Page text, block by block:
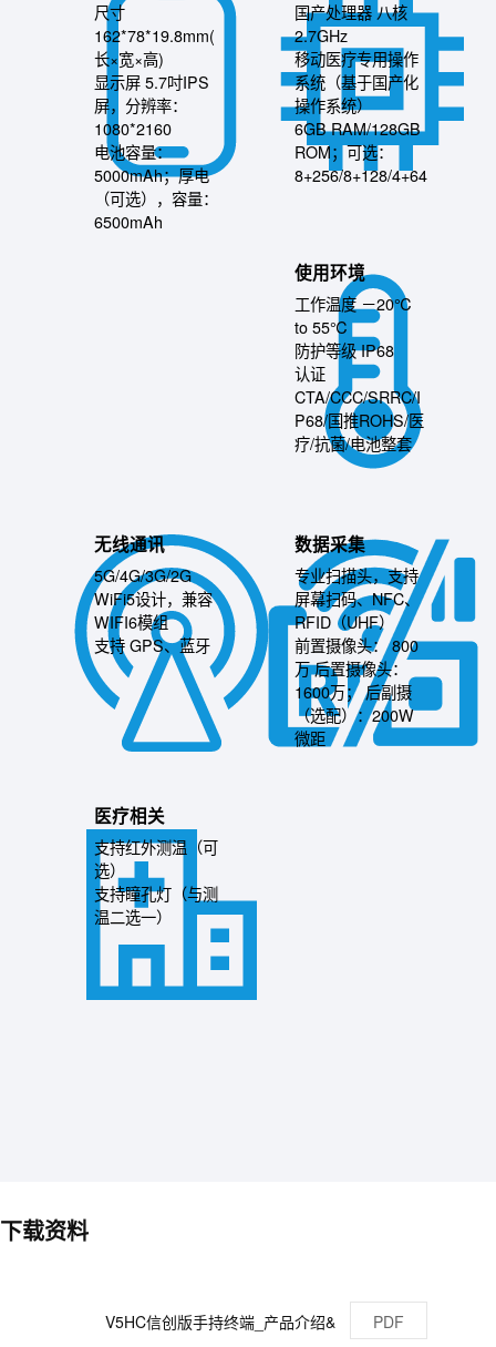
尺寸
162*78*19.8mm(
长×宽×高)
显示屏 5.7吋IPS
屏，分辨率：
1080*2160
电池容量：
5000mAh；厚电
（可选），容量：
6500mAh
国产处理器 八核
2.7GHz
移动医疗专用操作
系统（基于国产化
操作系统）
6GB RAM/128GB
ROM；可选：
8+256/8+128/4+64
使用环境
工作温度 －20℃
to 55℃
防护等级 IP68
认证
CTA/CCC/SRRC/I
P68/国推ROHS/医
疗/抗菌/电池整套
无线通讯
5G/4G/3G/2G
WiFi5设计，兼容
WIFI6模组
支持 GPS、蓝牙
数据采集
专业扫描头，支持
屏幕扫码、NFC、
RFID（UHF）
前置摄像头： 800
万 后置摄像头：
1600万； 后副摄
（选配）：200W
微距
医疗相关
支持红外测温（可
选）
支持瞳孔灯（与测
温二选一）
下载资料
V5HC信创版手持终端_产品介绍& PDF